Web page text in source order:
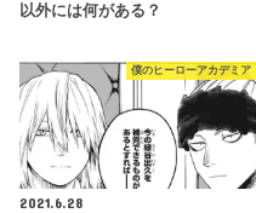
以外には何がある？
僕のヒーローアカデミア
2021.6.28